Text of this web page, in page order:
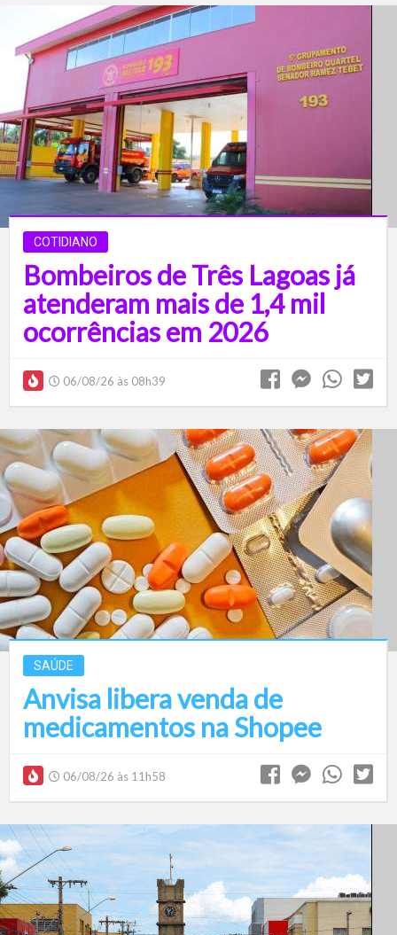
COTIDIANO
Bombeiros de Três Lagoas já
atenderam mais de 1,4 mil
ocorrências em 2026
06/08/26 às 08h39
SAÚDE
Anvisa libera venda de
medicamentos na Shopee
06/08/26 às 11h58